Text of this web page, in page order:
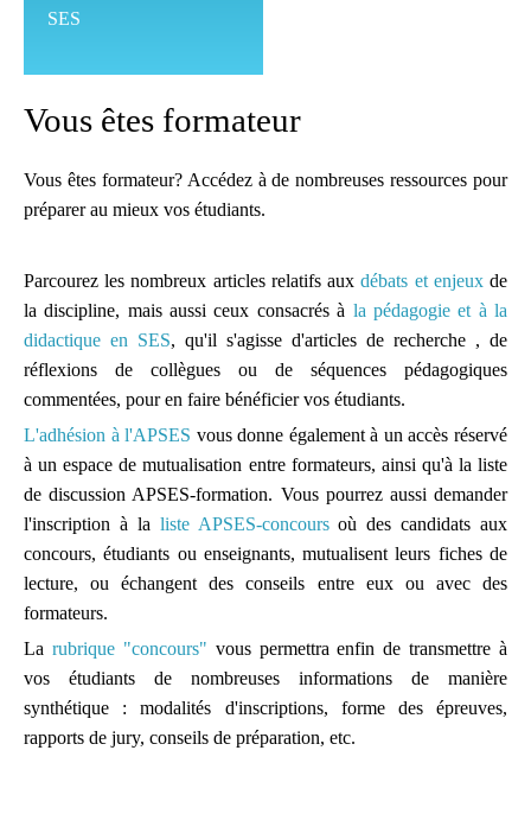
SES
pédagogiques réellement
classes.
Des conseils de
préparation
Des pistes de travail et
des conseils de lecture
mis à la disposition de
tous
L'accès à une liste de
Une liste de diffusion
dédiée à la préparation
des concours pour
Vous êtes formateur
Vous êtes formateur? Accédez à de nombreuses ressources pour
préparer au mieux vos étudiants.
Parcourez les nombreux articles relatifs auxdébats et enjeuxde
la discipline, mais aussi ceux consacrés à la pédagogie et à la
didactique en SES, qu'il s'agisse d'articles de recherche , de
réflexions de collègues ou de séquences pédagogiques
commentées, pour en faire bénéficier vos étudiants.
L'adhésion à l'APSES vous donne également à un accès réservé
à un espace de mutualisation entre formateurs, ainsi qu'à la liste
de discussion APSES-formation. Vous pourrez aussi demander
l'inscription à la liste APSES-concoursoù des candidats aux
concours, étudiants ou enseignants, mutualisent leurs fiches de
lecture, ou échangent des conseils entre eux ou avec des
formateurs.
La rubrique "concours" vous permettra enfin de transmettre à
vos étudiants de nombreuses informations de manière
synthétique : modalités d'inscriptions, forme des épreuves,
rapports de jury, conseils de préparation, etc.